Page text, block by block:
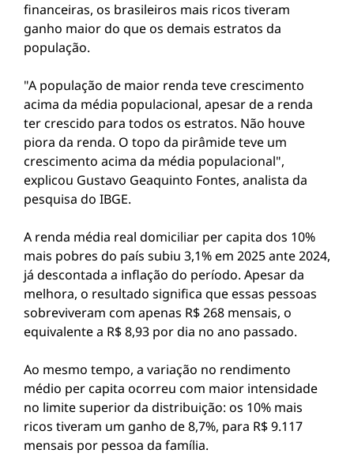
financeiras, os brasileiros mais ricos tiveram
ganho maior do que os demais estratos da
população.
"A população de maior renda teve crescimento
acima da média populacional, apesar de a renda
ter crescido para todos os estratos. Não houve
piora da renda. O topo da pirâmide teve um
crescimento acima da média populacional",
explicou Gustavo Geaquinto Fontes, analista da
pesquisa do IBGE.
A renda média real domiciliar per capita dos 10%
mais pobres do país subiu 3,1% em 2025 ante 2024,
já descontada a inflação do período. Apesar da
melhora, o resultado significa que essas pessoas
sobreviveram com apenas R$ 268 mensais, o
equivalente a R$ 8,93 por dia no ano passado.
Ao mesmo tempo, a variação no rendimento
médio per capita ocorreu com maior intensidade
no limite superior da distribuição: os 10% mais
ricos tiveram um ganho de 8,7%, para R$ 9.117
mensais por pessoa da família.